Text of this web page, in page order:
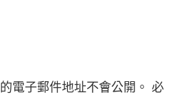
電子郵件地址不會公開。 必